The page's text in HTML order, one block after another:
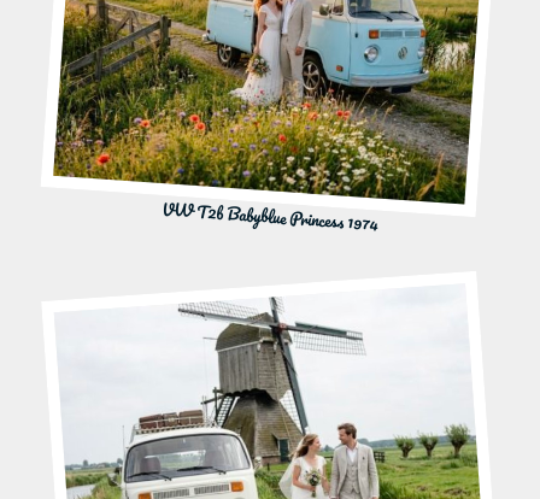
VW T2b Babyblue Princess 1974